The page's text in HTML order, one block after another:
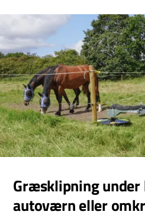
Græsklipning under
autoværn eller